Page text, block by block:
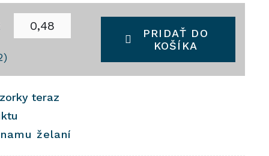
PRIDAŤ DO
KOŠÍKA
teraz
želaní